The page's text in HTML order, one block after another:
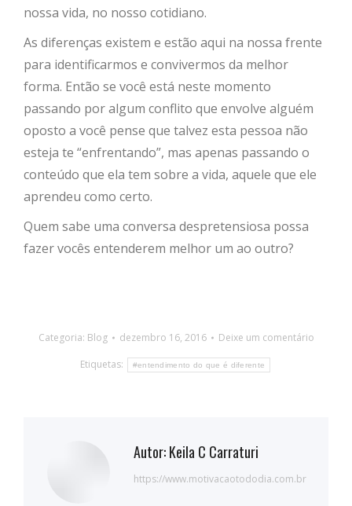
nossa vida, no nosso cotidiano.
As diferenças existem e estão aqui na nossa frente
para identificarmos e convivermos da melhor
forma. Então se você está neste momento
passando por algum conflito que envolve alguém
oposto a você pense que talvez esta pessoa não
esteja te “enfrentando”, mas apenas passando o
conteúdo que ela tem sobre a vida, aquele que ele
aprendeu como certo.
Quem sabe uma conversa despretensiosa possa
fazer vocês entenderem melhor um ao outro?
Categoria: Blog dezembro 16, 2016
Deixe um comentário
Etiquetas:
#entendimento do que é diferente
Autor:Keila C Carraturi
https://www.motivacaotododia.com.br